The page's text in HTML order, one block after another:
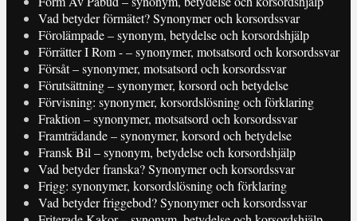
Vad betyder förmätet? Synonymer och korsordssvar
Förolämpade – synonym, betydelse och korsordshjälp
Förrätter I Rom - – synonymer, motsatsord och korsordssvar
Försåt – synonymer, motsatsord och korsordssvar
Förutsättning – synonymer, korsord och betydelse
Förvisning: synonymer, korsordslösning och förklaring
Fraktion – synonymer, motsatsord och korsordssvar
Framträdande – synonymer, korsord och betydelse
Fransk Bil – synonym, betydelse och korsordshjälp
Vad betyder franska? Synonymer och korsordssvar
Frigg: synonymer, korsordslösning och förklaring
Vad betyder friggebod? Synonymer och korsordssvar